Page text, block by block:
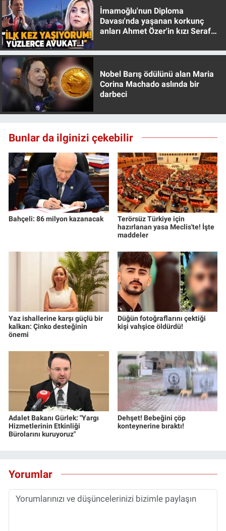
İmamoğlu'nun Diploma
Davası'nda yaşanan korkunç
anları Ahmet Özer'in kızı Seraf
Nobel Barış ödülünü alan Maria
Corina Machado aslında bir
darbeci
Bunlar da ilginizi çekebilir
Bahçeli: 86 milyon kazanacak
Terörsüz Türkiye için
hazırlanan yasa Meclis'te! İşte
maddeler
Yaz ishallerine karşı güçlü bir
kalkan: Çinko desteğinin
önemi
Düğün fotoğraflarını çektiği
kişi vahşice öldürdü!
Adalet Bakanı Gürlek: "Yargı
Hizmetlerinin Etkinliği
Bürolarını kuruyoruz"
Dehşet! Bebeğini çöp
konteynerine bıraktı!
Yorumlar